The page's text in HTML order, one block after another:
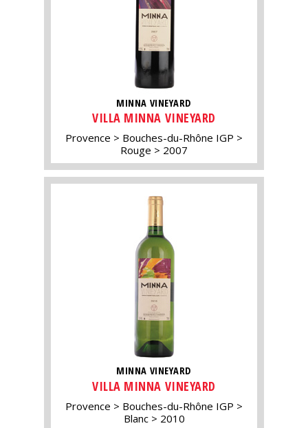
MINNA VINEYARD
VILLA MINNA VINEYARD
Provence
Bouches-du-Rhône IGP
Rouge
2007
MINNA VINEYARD
VILLA MINNA VINEYARD
Provence
Bouches-du-Rhône IGP
Blanc
2010